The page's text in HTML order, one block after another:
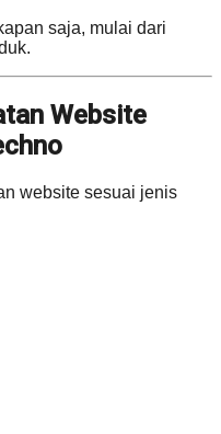
saja, mulai dari
Website
website sesuai jenis